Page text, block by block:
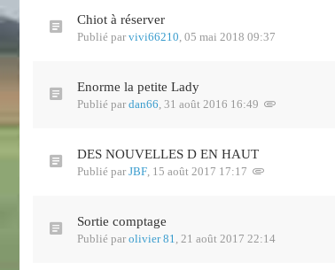
Chiot à réserver
Publié par vivi66210, 05 mai 2018 09:37
Enorme la petite Lady
Publié par dan66, 31 août 2016 16:49
DES NOUVELLES D EN HAUT
Publié par JBF, 15 août 2017 17:17
Sortie comptage
Publié par olivier 81, 21 août 2017 22:14